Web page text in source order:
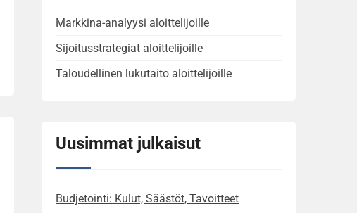
Markkina-analyysi aloittelijoille
Sijoitusstrategiat aloittelijoille
Taloudellinen lukutaito aloittelijoille
Uusimmat julkaisut
Budjetointi: Kulut, Säästöt, Tavoitteet